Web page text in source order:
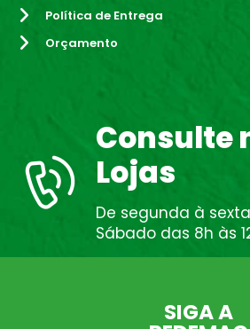
Política de Entrega
Orçamento
Consulte
Lojas
De segunda à
Sábado das 8h às
SIGA A